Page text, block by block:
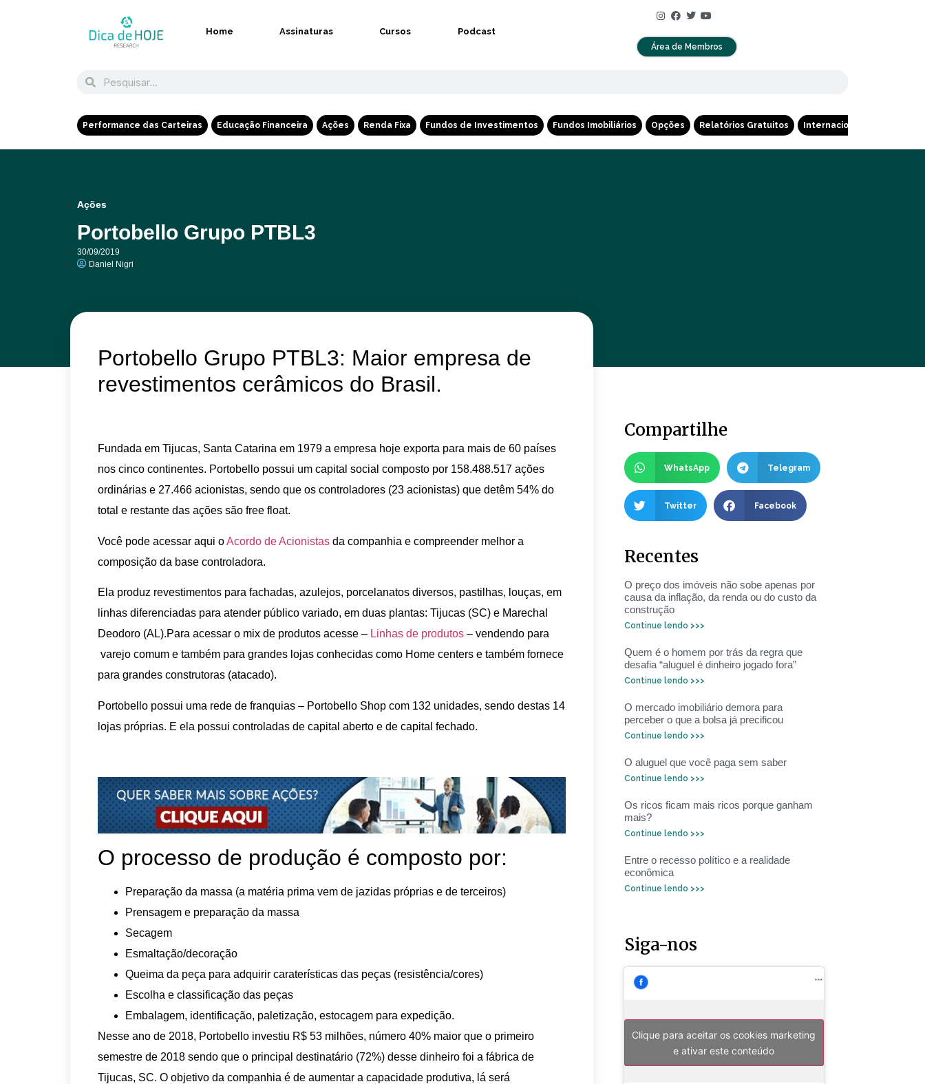
Home Assinaturas Cursos Podcast
Área de Membros
Performance das Carteiras Educação Financeira Ações Renda Fixa Fundos de Investimentos Fundos Imobiliários Opções Relatórios Gratuitos Internacional
Ações
Portobello Grupo PTBL3
30/09/2019
Daniel Nigri
Portobello Grupo PTBL3: Maior empresa de
revestimentos cerâmicos do Brasil.
Fundada em Tijucas, Santa Catarina em 1979 a empresa hoje exporta para mais de 60 países
nos cinco continentes. Portobello possui um capital social composto por 158.488.517 ações
ordinárias e 27.466 acionistas, sendo que os controladores (23 acionistas) que detêm 54% do
total e restante das ações são free float.
Você pode acessar aqui oAcordo de Acionistas da companhia e compreender melhor a
composição da base controladora.
Ela produz revestimentos para fachadas, azulejos, porcelanatos diversos, pastilhas, louças, em
linhas diferenciadas para atender público variado, em duas plantas: Tijucas (SC) e Marechal
Deodoro (AL).Para acessar o mix de produtos acesse – Linhas de produtos – vendendo para
varejo comum e também para grandes lojas conhecidas como Home centers e também fornece
para grandes construtoras (atacado).
Portobello possui uma rede de franquias – Portobello Shop com 132 unidades, sendo destas 14
lojas próprias. E ela possui controladas de capital aberto e de capital fechado.
O processo de produção é composto por:
Preparação da massa (a matéria prima vem de jazidas próprias e de terceiros)
Prensagem e preparação da massa
Secagem
Esmaltação/decoração
Queima da peça para adquirir caraterísticas das peças (resistência/cores)
Escolha e classificação das peças
Embalagem, identificação, paletização, estocagem para expedição.
Nesse ano de 2018, Portobello investiu R$ 53 milhões, número 40% maior que o primeiro
semestre de 2018 sendo que o principal destinatário (72%) desse dinheiro foi a fábrica de
Tijucas, SC. O objetivo da companhia é de aumentar a capacidade produtiva, lá será
Compartilhe
WhatsApp Telegram
Twitter Facebook
Recentes
O preço dos imóveis não sobe apenas por
causa da inflação, da renda ou do custo da
construção
Continue lendo >>>
Quem é o homem por trás da regra que
desafia “aluguel é dinheiro jogado fora”
Continue lendo >>>
O mercado imobiliário demora para
perceber o que a bolsa já precificou
Continue lendo >>>
O aluguel que você paga sem saber
Continue lendo >>>
Os ricos ficam mais ricos porque ganham
mais?
Continue lendo >>>
Entre o recesso político e a realidade
econômica
Continue lendo >>>
Siga-nos
Clique para aceitar os cookies marketing
e ativar este conteúdo